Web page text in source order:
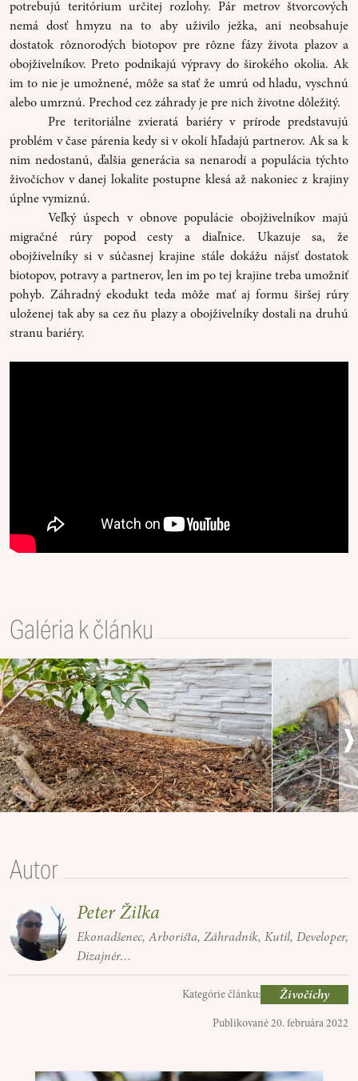
potrebujú teritórium určitej rozlohy. Pár metrov štvorcových
nemá dosť hmyzu na to aby uživilo ježka, ani neobsahuje
dostatok rôznorodých biotopov pre rôzne fázy života plazov a
obojživelníkov. Preto podnikajú výpravy do širokého okolia. Ak
im to nie je umožnené, môže sa stať že umrú od hladu, vyschnú
alebo umrznú. Prechod cez záhrady je pre nich životne dôležitý.
Pre teritoriálne zvieratá bariéry v prírode predstavujú
problém v čase párenia kedy si v okolí hľadajú partnerov. Ak sa k
nim nedostanú, ďalšia generácia sa nenarodí a populácia týchto
živočíchov v danej lokalite postupne klesá až nakoniec z krajiny
úplne vymiznú.
Veľký úspech v obnove populácie obojživelníkov majú
migračné rúry popod cesty a diaľnice. Ukazuje sa, že
obojživelníky si v súčasnej krajine stále dokážu nájsť dostatok
biotopov, potravy a partnerov, len im po tej krajine treba umožniť
pohyb. Záhradný ekodukt teda môže mať aj formu širšej rúry
uloženej tak aby sa cez ňu plazy a obojživelníky dostali na druhú
stranu bariéry.
Galéria k článku
›
Autor
Peter Žilka
Ekonadšenec, Arborista, Záhradník, Kutil, Developer,
Dizajnér…
Kategórie článku: Živočíchy
Publikované20. februára 2022